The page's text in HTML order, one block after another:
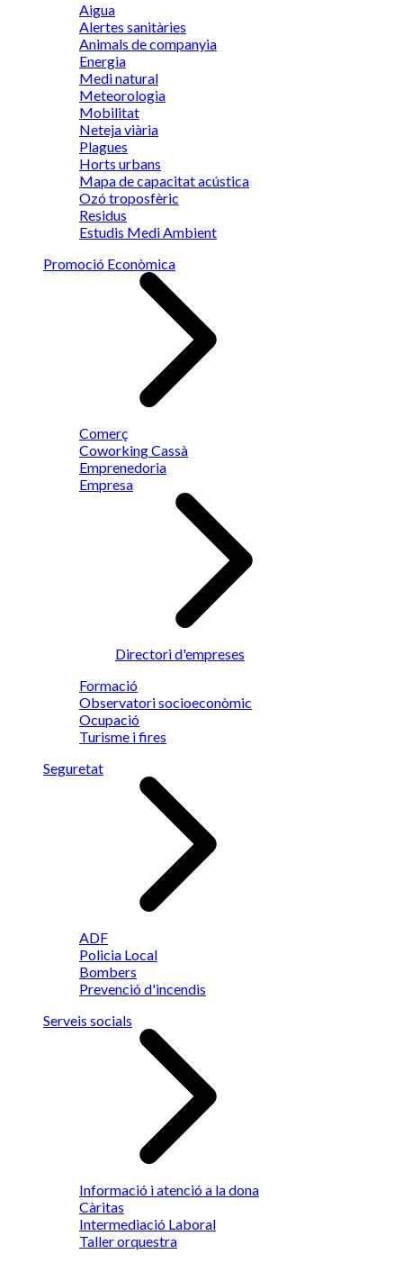
Aigua
Alertes sanitàries
Animals de companyia
Energia
Medi natural
Meteorologia
Mobilitat
Neteja viària
Plagues
Horts urbans
Mapa de capacitat acústica
Ozó troposfèric
Residus
Estudis Medi Ambient
Promoció Econòmica
Comerç
Coworking Cassà
Emprenedoria
Empresa
Directori d'empreses
Formació
Observatori socioeconòmic
Ocupació
Turisme i fires
Seguretat
ADF
Policia Local
Bombers
Prevenció d'incendis
Serveis socials
Informació i atenció a la dona
Càritas
Intermediació Laboral
Taller orquestra